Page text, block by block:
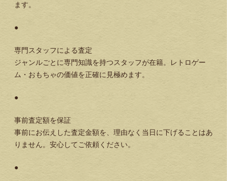
ます。
●
専門スタッフによる査定
ジャンルごとに専門知識を持つスタッフが在籍。レトロゲー
ム・おもちゃの価値を正確に見極めます。
●
事前査定額を保証
事前にお伝えした査定金額を、理由なく当日に下げることはあ
りません。安心してご依頼ください。
●